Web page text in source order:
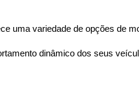
uma variedade de opções de
dinâmico dos seus